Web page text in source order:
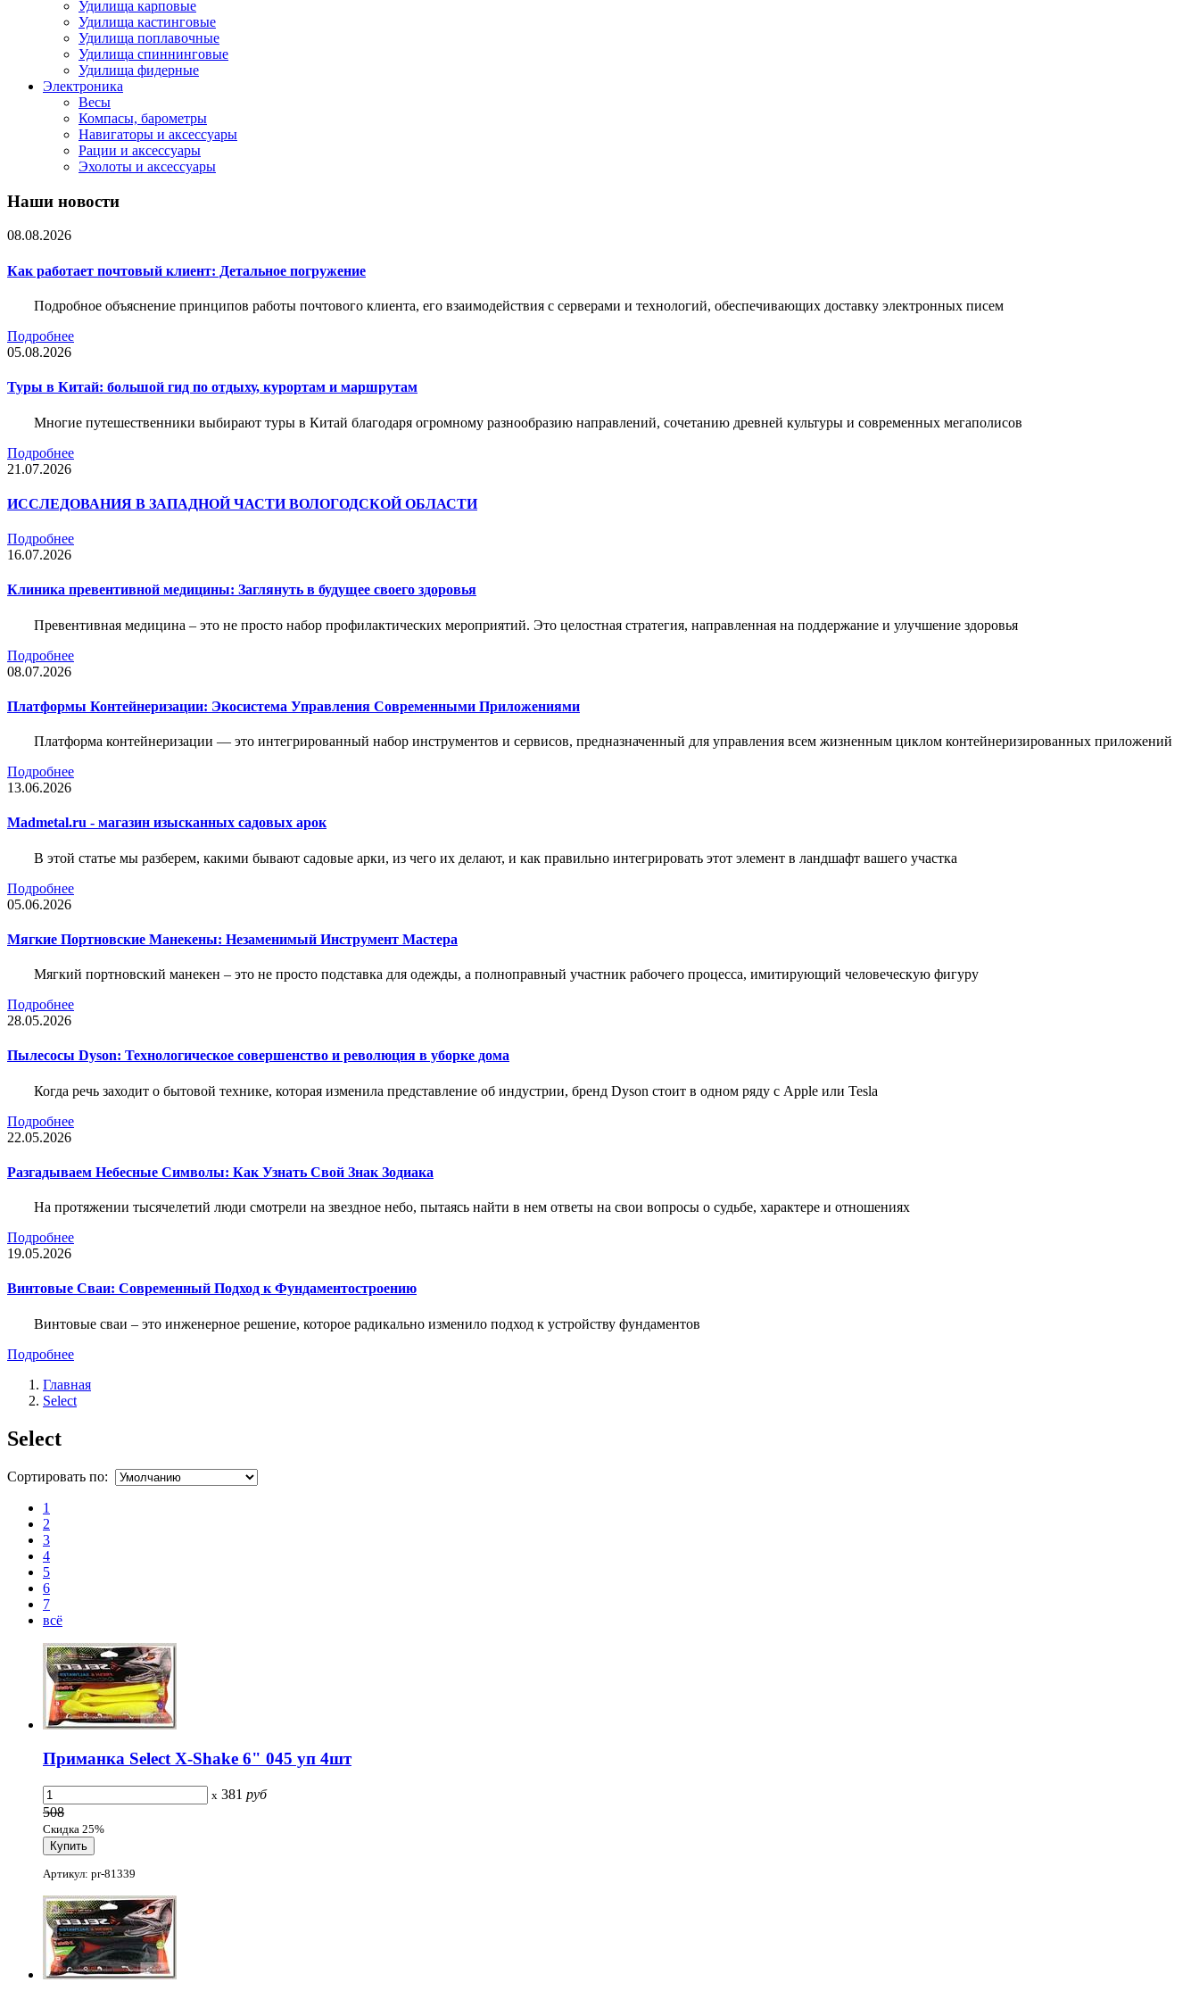
Удилища карповые
Удилища кастинговые
Удилища поплавочные
Удилища спиннинговые
Удилища фидерные
Электроника
Весы
Компасы, барометры
Навигаторы и аксессуары
Рации и аксессуары
Эхолоты и аксессуары
Наши новости
08.08.2026
Как работает почтовый клиент: Детальное погружение
Подробное объяснение принципов работы почтового клиента, его взаимодействия с серверами и технологий, обеспечивающих доставку электронных писем
Подробнее
05.08.2026
Туры в Китай: большой гид по отдыху, курортам и маршрутам
Многие путешественники выбирают туры в Китай благодаря огромному разнообразию направлений, сочетанию древней культуры и современных мегаполисов
Подробнее
21.07.2026
ИССЛЕДОВАНИЯ В ЗАПАДНОЙ ЧАСТИ ВОЛОГОДСКОЙ ОБЛАСТИ
Подробнее
16.07.2026
Клиника превентивной медицины: Заглянуть в будущее своего здоровья
Превентивная медицина – это не просто набор профилактических мероприятий. Это целостная стратегия, направленная на поддержание и улучшение здоровья
Подробнее
08.07.2026
Платформы Контейнеризации: Экосистема Управления Современными Приложениями
Платформа контейнеризации — это интегрированный набор инструментов и сервисов, предназначенный для управления всем жизненным циклом контейнеризированных приложений
Подробнее
13.06.2026
Madmetal.ru - магазин изысканных садовых арок
В этой статье мы разберем, какими бывают садовые арки, из чего их делают, и как правильно интегрировать этот элемент в ландшафт вашего участка
Подробнее
05.06.2026
Мягкие Портновские Манекены: Незаменимый Инструмент Мастера
Мягкий портновский манекен – это не просто подставка для одежды, а полноправный участник рабочего процесса, имитирующий человеческую фигуру
Подробнее
28.05.2026
Пылесосы Dyson: Технологическое совершенство и революция в уборке дома
Когда речь заходит о бытовой технике, которая изменила представление об индустрии, бренд Dyson стоит в одном ряду с Apple или Tesla
Подробнее
22.05.2026
Разгадываем Небесные Символы: Как Узнать Свой Знак Зодиака
На протяжении тысячелетий люди смотрели на звездное небо, пытаясь найти в нем ответы на свои вопросы о судьбе, характере и отношениях
Подробнее
19.05.2026
Винтовые Сваи: Современный Подход к Фундаментостроению
Винтовые сваи – это инженерное решение, которое радикально изменило подход к устройству фундаментов
Подробнее
Главная
Select
Select
Сортировать по:
1
2
3
4
5
6
7
всё
Приманка Select X-Shake 6" 045 уп 4шт
x 381 руб
508
Скидка 25%
Артикул: pr-81339